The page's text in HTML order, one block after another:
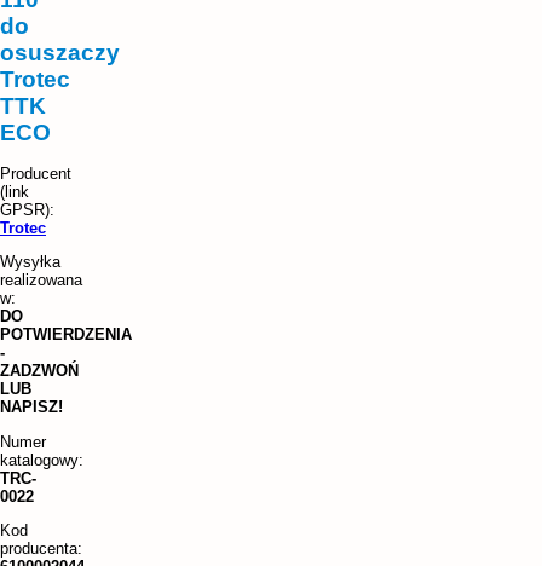
do
osuszaczy
Trotec
TTK
ECO
Trotec
Wysyłka
realizowana
w:
DO
POTWIERDZENIA
-
ZADZWOŃ
LUB
NAPISZ!
Numer
katalogowy:
TRC-
0022
Kod
producenta: